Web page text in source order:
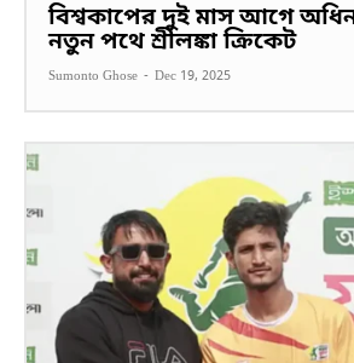
বিশ্বকাপের দুই মাস আগে
নতুন পথে শ্রীলঙ্কা ক্রিকেট
Sumonto Ghose - Dec 19, 2025